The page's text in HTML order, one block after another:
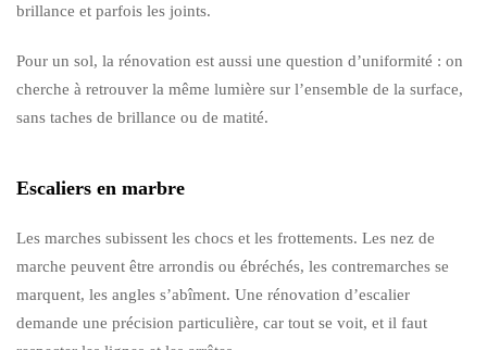
brillance et parfois les joints.
Pour un sol, la rénovation est aussi une question d’uniformité : on
cherche à retrouver la même lumière sur l’ensemble de la surface,
sans taches de brillance ou de matité.
Escaliers en marbre
Les marches subissent les chocs et les frottements. Les nez de
marche peuvent être arrondis ou ébréchés, les contremarches se
marquent, les angles s’abîment. Une rénovation d’escalier
demande une précision particulière, car tout se voit, et il faut